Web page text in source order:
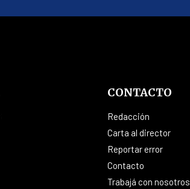
CONTACTO
Redacción
Carta al director
Reportar error
Contacto
Trabajá con nosotros